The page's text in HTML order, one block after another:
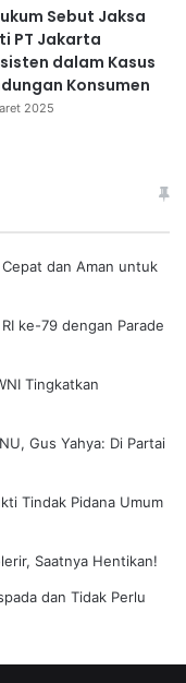
Sebut Jaksa
PT Jakarta
dalam Kasus
Konsumen
2025
Cepat dan Aman untuk
ke-79 dengan Parade
Tingkatkan
Gus Yahya: Di Partai
Tindak Pidana Umum
Saatnya Hentikan!
dan Tidak Perlu